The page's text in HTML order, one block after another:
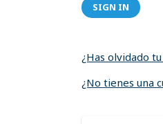
SIGN IN
¿Has olvidado
¿No tienes una